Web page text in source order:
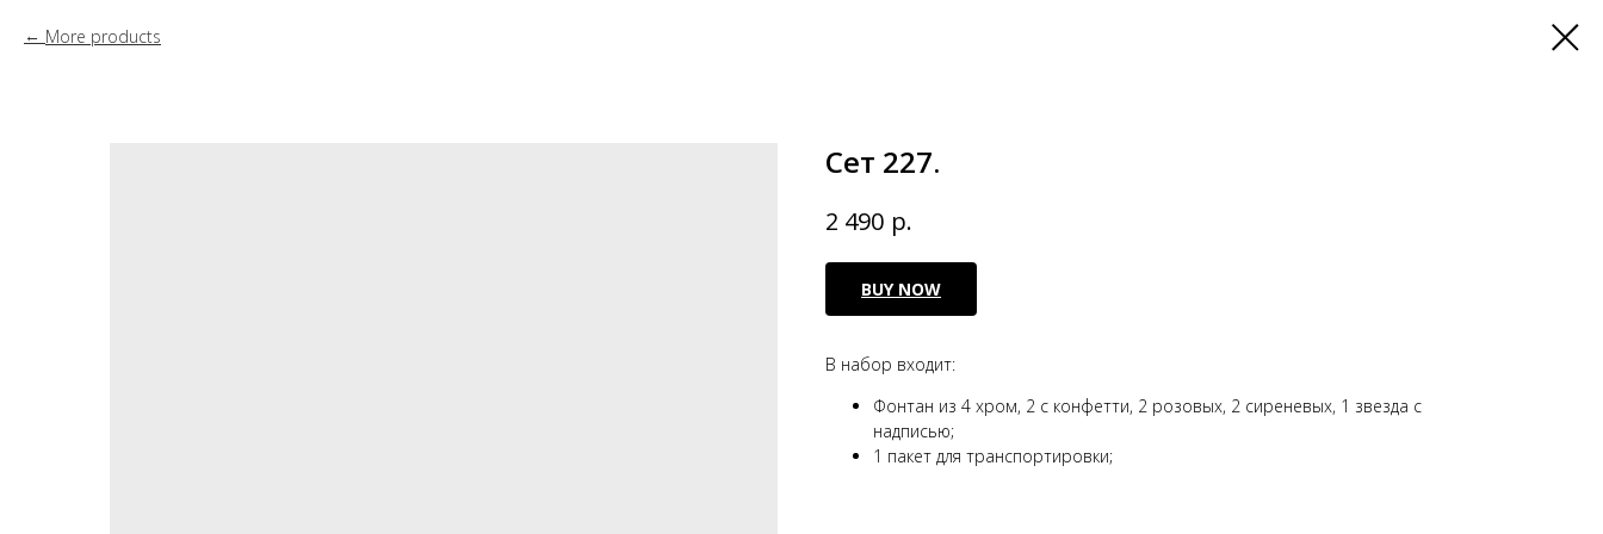
More products
Сет 227.
2 490 р.
BUY NOW
В набор входит:
Фонтан из 4 хром, 2 с конфетти, 2 розовых, 2 сиреневых, 1 звезда с
надписью;
1 пакет для транспортировки;